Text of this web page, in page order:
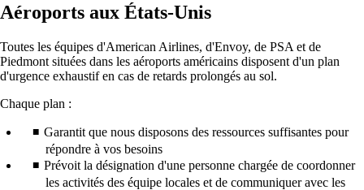
Aéroports aux États-Unis
Toutes les équipes d'American Airlines, d'Envoy, de PSA et de
Piedmont situées dans les aéroports américains disposent d'un plan
d'urgence exhaustif en cas de retards prolongés au sol.
Chaque plan :
Garantit que nous disposons des ressources suffisantes pour
répondre à vos besoins
Prévoit la désignation d'une personne chargée de coordonner
les activités des équipe locales et de communiquer avec les